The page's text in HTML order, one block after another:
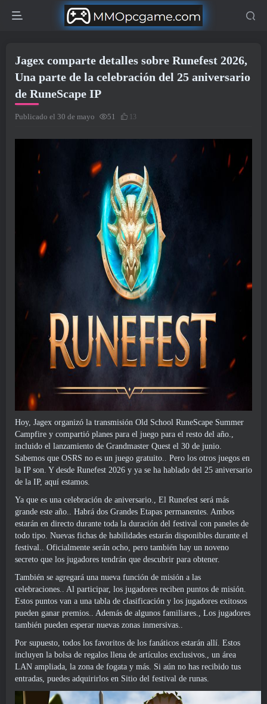
Jagex comparte detalles sobre Runefest 2026,
Una parte de la celebración del 25 aniversario
de RuneScape IP
Publicado el 30 de mayo 51 13
Hoy, Jagex organizó la transmisión Old School RuneScape Summer
Campfire y compartió planes para el juego para el resto del año.,
incluido el lanzamiento de Grandmaster Quest el 30 de junio.
Sabemos que OSRS no es un juego gratuito.. Pero los otros juegos en
la IP son. Y desde Runefest 2026 y ya se ha hablado del 25 aniversario
de la IP, aquí estamos.
Ya que es una celebración de aniversario., El Runefest será más
grande este año.. Habrá dos Grandes Etapas permanentes. Ambos
estarán en directo durante toda la duración del festival con paneles de
todo tipo. Nuevas fichas de habilidades estarán disponibles durante el
festival.. Oficialmente serán ocho, pero también hay un noveno
secreto que los jugadores tendrán que descubrir para obtener.
También se agregará una nueva función de misión a las
celebraciones.. Al participar, los jugadores reciben puntos de misión.
Estos puntos van a una tabla de clasificación y los jugadores exitosos
pueden ganar premios.. Además de algunos familiares., Los jugadores
también pueden esperar nuevas zonas inmersivas..
Por supuesto, todos los favoritos de los fanáticos estarán allí. Estos
incluyen la bolsa de regalos llena de artículos exclusivos., un área
LAN ampliada, la zona de fogata y más. Si aún no has recibido tus
entradas, puedes adquirirlos en Sitio del festival de runas.